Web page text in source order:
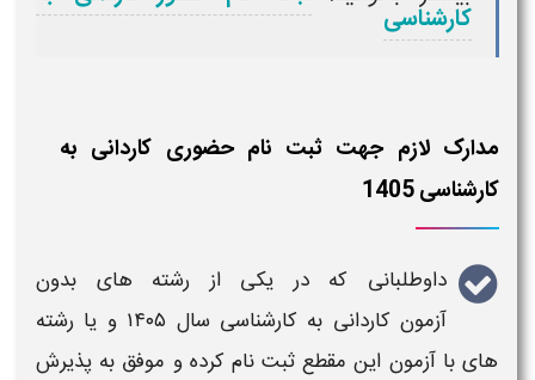
کارشناسی
مدارک لازم جهت ثبت نام حضوری کاردانی به
کارشناسی 1405
داوطلبانی که در یکی از رشته های بدون
آزمون کاردانی به کارشناسی سال ۱۴۰۵ و یا رشته
های با آزمون این مقطع ثبت نام کرده و موفق به پذیرش